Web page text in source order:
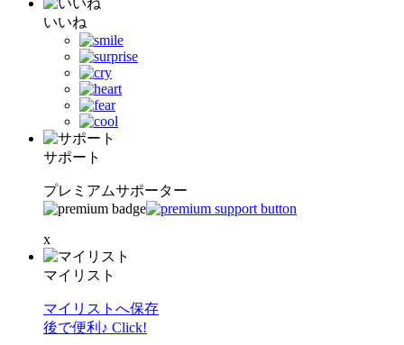
いいね
サポート
プレミアムサポーター
x
マイリスト
マイリストへ保存
後で便利♪ Click!